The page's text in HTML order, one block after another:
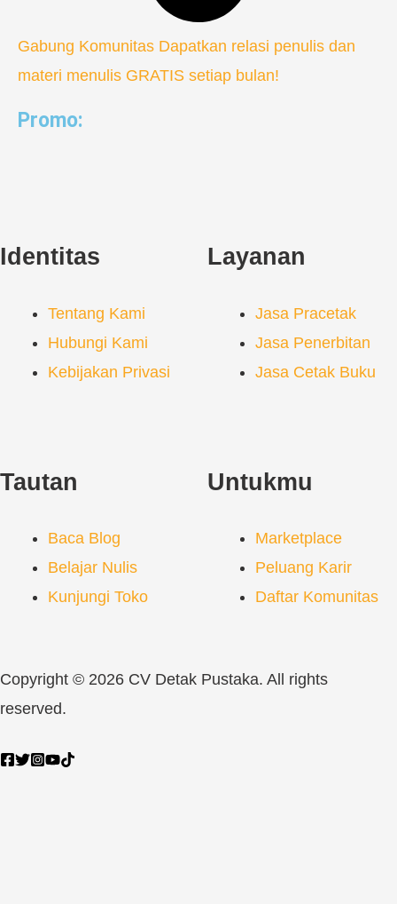
Gabung Komunitas Dapatkan relasi penulis dan
materi menulis GRATIS setiap bulan!
Promo:
Identitas
Tentang Kami
Hubungi Kami
Kebijakan Privasi
Layanan
Jasa Pracetak
Jasa Penerbitan
Jasa Cetak Buku
Tautan
Baca Blog
Belajar Nulis
Kunjungi Toko
Untukmu
Marketplace
Peluang Karir
Daftar Komunitas
Copyright © 2026 CV Detak Pustaka. All rights
reserved.